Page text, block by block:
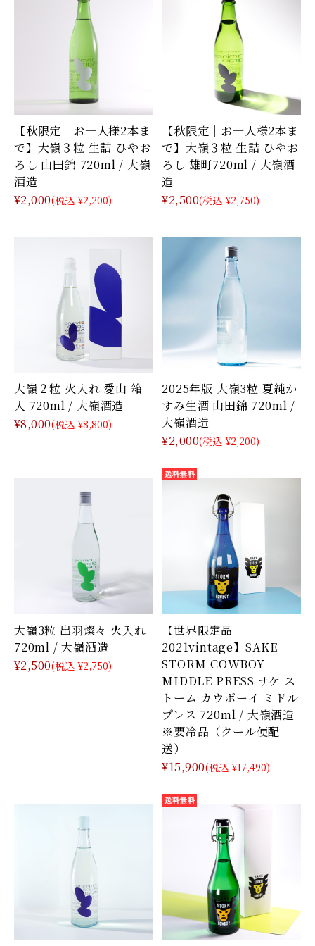
【秋限定｜お一人様2本ま
で】大嶺３粒 生詰 ひやお
ろし 山田錦 720ml / 大嶺
酒造
¥2,000(税込 ¥2,200)
【秋限定｜お一人様2本ま
で】大嶺３粒 生詰 ひやお
ろし 雄町720ml / 大嶺酒
造
¥2,500(税込 ¥2,750)
大嶺２粒 火入れ 愛山 箱
入 720ml / 大嶺酒造
¥8,000(税込 ¥8,800)
2025年版 大嶺3粒 夏純か
すみ生酒 山田錦 720ml /
大嶺酒造
¥2,000(税込 ¥2,200)
大嶺3粒 出羽燦々 火入れ
720ml / 大嶺酒造
¥2,500(税込 ¥2,750)
【世界限定品
2021vintage】SAKE
STORM COWBOY
MIDDLE PRESS サケ ス
トーム カウボーイ ミドル
プレス 720ml / 大嶺酒造
※要冷品（クール便配
送）
¥15,900(税込 ¥17,490)